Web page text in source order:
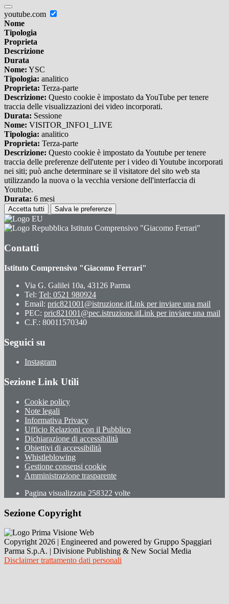
youtube.com
Nome
Tipologia
Proprieta
Descrizione
Durata
Nome: YSC
Tipologia: analitico
Proprieta: Terza-parte
Descrizione: Questo cookie è impostato da YouTube per tenere
traccia delle visualizzazioni dei video incorporati.
Durata: Sessione
Nome: VISITOR_INFO1_LIVE
Tipologia: analitico
Proprieta: Terza-parte
Descrizione: Questo cookie è impostato da Youtube per tenere
traccia delle preferenze dell'utente per i video di Youtube incorporati
nei siti; può anche determinare se il visitatore del sito web sta
utilizzando la nuova o la vecchia versione dell'interfaccia di
Youtube.
Durata: 6 mesi
Accetta tutti Salva le preferenze
Istituto Comprensivo "Giacomo Ferrari"
Contatti
Istituto Comprensivo "Giacomo Ferrari"
Via G. Galilei 10a, 43126 Parma
Tel: Tel: 0521 980924
Email: pric821001@istruzione.itLink per inviare una mail
PEC: pric821001@pec.istruzione.itLink per inviare una mail
C.F.: 80011570340
Seguici su
Instagram
Sezione Link Utili
Cookie policy
Note legali
Informativa Privacy
Ufficio Relazioni con il Pubblico
Dichiarazione di accessibilità
Obiettivi di accessibilità
Whistleblowing
Gestione consensi cookie
Amministrazione trasparente
Pagina visualizzata 258322 volte
Sezione Copyright
Copyright 2026 | Engineered and powered by Gruppo Spaggiari
Parma S.p.A. | Divisione Publishing & New Social Media
Disclaimer trattamento dati personali